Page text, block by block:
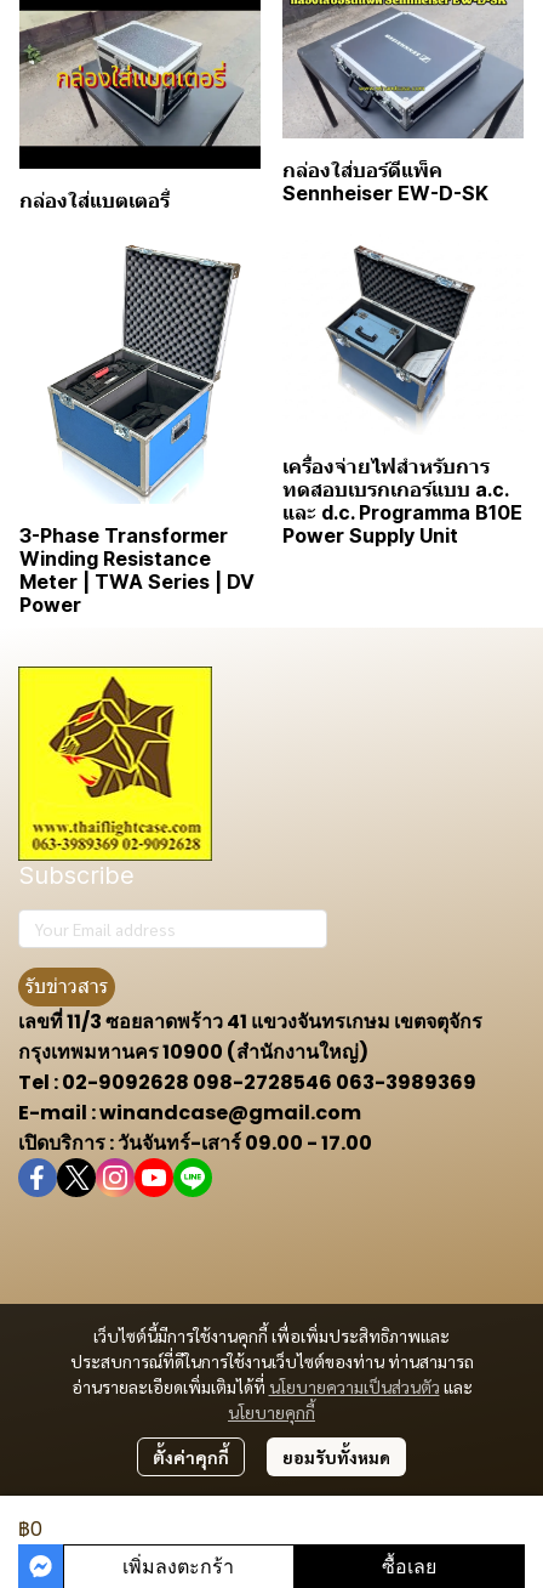
กล่องใส่แบตเตอรี่
กล่องใส่บอร์ดีแพ็ค
Sennheiser EW-D-SK
3-Phase Transformer
Winding Resistance
Meter | TWA Series | DV
Power
เครื่องจ่ายไฟสำหรับการ
ทดสอบเบรกเกอร์แบบ a.c.
และ d.c. Programma B10E
Power Supply Unit
฿0
เพิ่มลงตะกร้า
ซื้อเลย
เว็บไซต์นี้มีการใช้งานคุกกี้ เพื่อเพิ่มประสิทธิภาพและ
ประสบการณ์ที่ดีในการใช้งานเว็บไซต์ของท่าน ท่านสามารถ
อ่านรายละเอียดเพิ่มเติมได้ที่ นโยบายความเป็นส่วนตัว และ
นโยบายคุกกี้
ตั้งค่าคุกกี้ ยอมรับทั้งหมด
Subscribe
รับข่าวสาร
เลขที่ 11/3 ซอยลาดพร้าว 41 แขวงจันทรเกษม เขตจตุจักร
กรุงเทพมหานคร 10900 (สำนักงานใหญ่)
Tel : 02-9092628 098-2728546 063-3989369
E-mail : winandcase@gmail.com
เปิดบริการ : วันจันทร์-เสาร์ 09.00 - 17.00
ผู้เข้าชมวันนี้